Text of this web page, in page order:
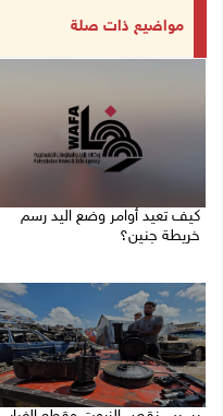
مواضيع ذات صلة
كيف تعيد أوامر وضع اليد رسم
خريطة جنين؟